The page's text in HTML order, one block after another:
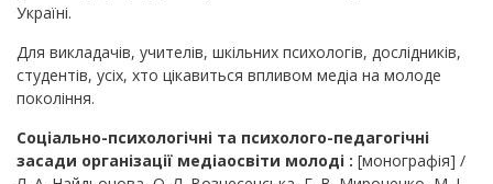
Україні.
Для викладачів, учителів, шкільних психологів, дослідників,
студентів, усіх, хто цікавиться впливом медіа на молоде
покоління.
Соціально-психологічні та психолого-педагогічні
засади організації медіаосвіти молоді : [монографія] /